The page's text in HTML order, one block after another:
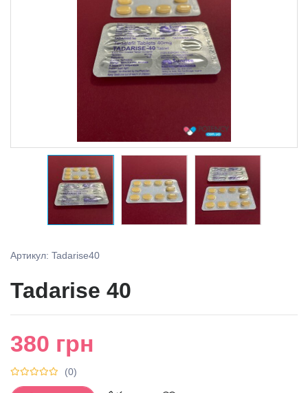
Артикул: Tadarise40
Tadarise 40
380 грн
(0)